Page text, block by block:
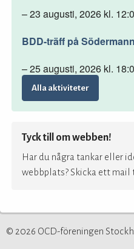
– 23 augusti, 2026 kl.
BDD-träff på
– 25 augusti, 2026 kl.
Alla aktiviteter
Tyck till om webben!
Har du några tankar eller
webbplats? Skicka ett mail
© 2026 OCD-föreningen